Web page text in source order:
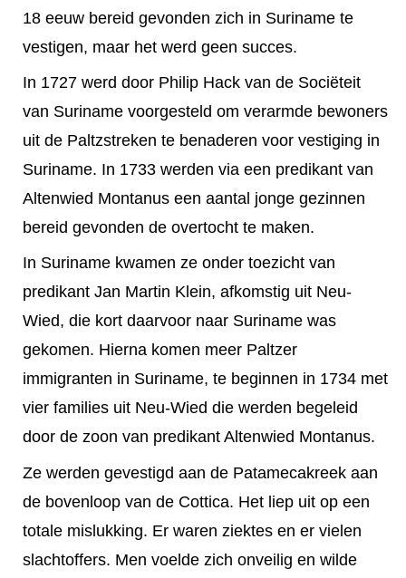
18 eeuw bereid gevonden zich in Suriname te
vestigen, maar het werd geen succes.
In 1727 werd door Philip Hack van de Sociëteit
van Suriname voorgesteld om verarmde bewoners
uit de Paltzstreken te benaderen voor vestiging in
Suriname. In 1733 werden via een predikant van
Altenwied Montanus een aantal jonge gezinnen
bereid gevonden de overtocht te maken.
In Suriname kwamen ze onder toezicht van
predikant Jan Martin Klein, afkomstig uit Neu-
Wied, die kort daarvoor naar Suriname was
gekomen. Hierna komen meer Paltzer
immigranten in Suriname, te beginnen in 1734 met
vier families uit Neu-Wied die werden begeleid
door de zoon van predikant Altenwied Montanus.
Ze werden gevestigd aan de Patamecakreek aan
de bovenloop van de Cottica. Het liep uit op een
totale mislukking. Er waren ziektes en er vielen
slachtoffers. Men voelde zich onveilig en wilde